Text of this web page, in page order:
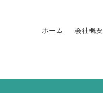
ホーム 会社概要